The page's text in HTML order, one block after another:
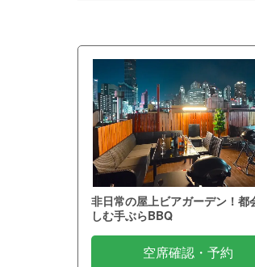
非日常の屋上ビアガーデン！都
しむ手ぶらBBQ
空席確認・予約